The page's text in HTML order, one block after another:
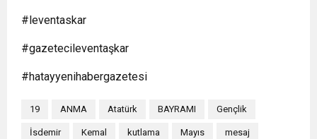
#leventaskar
#gazetecileventaşkar
#hatayyenihabergazetesi
19 ANMA Atatürk BAYRAMI Gençlik
İsdemir Kemal kutlama Mayıs mesaj